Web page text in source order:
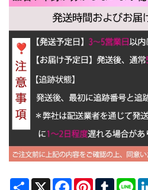
Share X FacebookPinterestTumblrLine